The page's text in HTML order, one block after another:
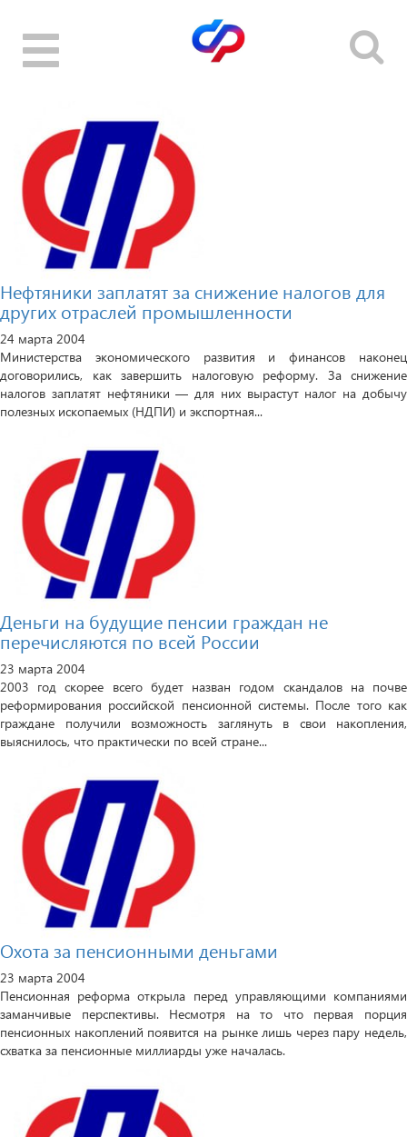
Toggle
navigation
Нефтяники заплатят за снижение налогов для
других отраслей промышленности
24 марта 2004
Министерства экономического развития и финансов наконец
договорились, как завершить налоговую реформу. За снижение
налогов заплатят нефтяники — для них вырастут налог на добычу
полезных ископаемых (НДПИ) и экспортная...
Деньги на будущие пенсии граждан не
перечисляются по всей России
23 марта 2004
2003 год скорее всего будет назван годом скандалов на почве
реформирования российской пенсионной системы. После того как
граждане получили возможность заглянуть в свои накопления,
выяснилось, что практически по всей стране...
Охота за пенсионными деньгами
23 марта 2004
Пенсионная реформа открыла перед управляющими компаниями
заманчивые перспективы. Несмотря на то что первая порция
пенсионных накоплений появится на рынке лишь через пару недель,
схватка за пенсионные миллиарды уже началась.